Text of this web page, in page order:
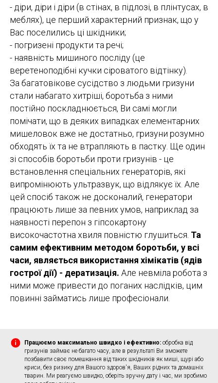
- діри, діри і діри (в стінах, в підлозі, в плінтусах, в
меблях), це перший характерний признак, що у
Вас поселились ці шкідники;
- погризені продукти та речі;
- наявність мишиного посліду (це
веретеноподібні кучки сіроватого відтінку).
За багатовікове сусідство з людьми гризуни
стали набагато хитріші, боротьба з ними
постійно поскладнюється, Ви самі могли
помічати, що в деяких випадках елементарних
мишеловок вже не достатньо, гризуни розумно
обходять їх та не втрапляють в пастку. Ще один
зі способів боротьби проти гризунів - це
встановлення спеціальних генераторів, які
випромінюють ультразвук, що відлякує їх. Але
цей спосіб також не досконалий, генератори
працюють лише за певних умов, наприклад за
наявності перепон з гіпсокартону
високочастотна хвиля повністю глушиться. Та
самим ефективним методом боротьби, у всі
часи, являється використання хімікатів (ядів
гострої дії) - дератизація. Але невміла робота з
ними може привести до поганих наслідків, цим
повинні займатись лише професіонали.
Працюємо максимально швидко і ефективно: обробка від
гризунів займає не багато часу, але в результаті Ви зможете
позбавити своє помешкання від таких шкідників як миші, щурі або
криси, без ризику для Вашого здоров'я, Ваших рідних та домашніх
тварин. Ми реагуємо швидко, оберіть зручну дату і час, ми зробимо